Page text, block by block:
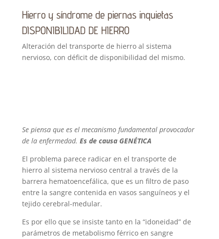
Hierro y síndrome de piernas inquietas
DISPONIBILIDAD DE HIERRO
Alteración del transporte de hierro al sistema
nervioso, con déficit de disponibilidad del mismo.
Se piensa que es el mecanismo fundamental provocador
de la enfermedad. Es de causa GENÉTICA
El problema parece radicar en el transporte de
hierro al sistema nervioso central a través de la
barrera hematoencefálica, que es un filtro de paso
entre la sangre contenida en vasos sanguíneos y el
tejido cerebral-medular.
Es por ello que se insiste tanto en la “idoneidad” de
parámetros de metabolismo férrico en sangre